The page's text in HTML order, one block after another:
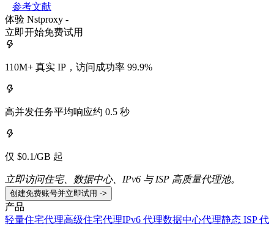
参考文献
体验 Nstproxy -
立即开始免费试用
110M+ 真实 IP，访问成功率 99.9%
高并发任务平均响应约 0.5 秒
仅 $0.1/GB 起
立即访问住宅、数据中心、IPv6 与 ISP 高质量代理池。
创建免费账号并立即试用 ->
产品
轻量住宅代理高级住宅代理IPv6 代理数据中心代理静态 ISP 代